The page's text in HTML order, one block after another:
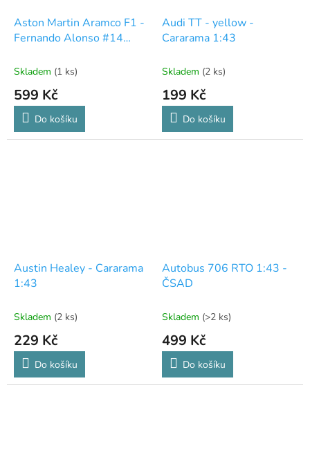
Aston Martin Aramco F1 -
Fernando Alonso #14
Skladem (1 ks)
599 Kč
Do košíku
Audi TT - yellow -
Cararama 1:43
Skladem (2 ks)
199 Kč
Do košíku
Austin Healey - Cararama
1:43
Skladem (2 ks)
229 Kč
Do košíku
Autobus 706 RTO 1:43 -
ČSAD
Skladem (>2 ks)
499 Kč
Do košíku